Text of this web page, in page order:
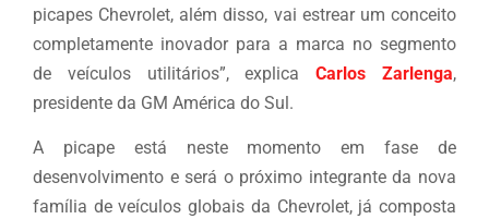
picapes Chevrolet, além disso, vai estrear um conceito
completamente inovador para a marca no segmento
de veículos utilitários”, explicaCarlos Zarlenga,
presidente da GM América do Sul.
A picape está neste momento em fase de
desenvolvimento e será o próximo integrante da nova
família de veículos globais da Chevrolet, já composta